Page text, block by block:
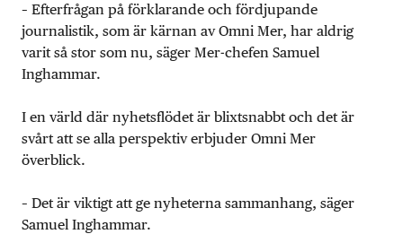
– Efterfrågan på förklarande och fördjupande
journalistik, som är kärnan av Omni Mer, har aldrig
varit så stor som nu, säger Mer-chefen Samuel
Inghammar.
I en värld där nyhetsflödet är blixtsnabbt och det är
svårt att se alla perspektiv erbjuder Omni Mer
överblick.
– Det är viktigt att ge nyheterna sammanhang, säger
Samuel Inghammar.